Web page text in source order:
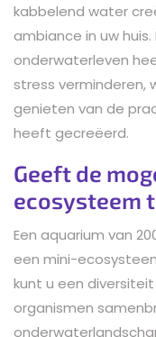
kabbelend water
ambiance in uw
onderwaterleven
stress verminderen,
genieten van de
heeft gecreëerd.
Geeft de
ecosysteem
Een aquarium van
een mini-
kunt u een
organismen